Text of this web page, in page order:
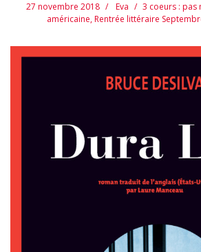
27 novembre 2018 Eva 3 coeurs : pas
américaine,Rentrée littéraire